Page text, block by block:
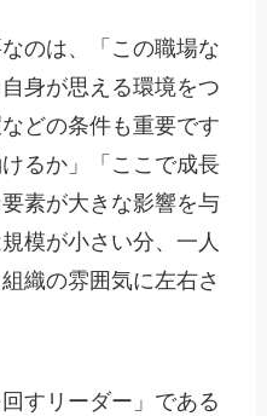
のは、「この職場な
身が思える環境をつ
どの条件も重要です
るか」「ここで成長
素が大きな影響を与
模が小さい分、一人
織の雰囲気に左右さ
すリーダー」である